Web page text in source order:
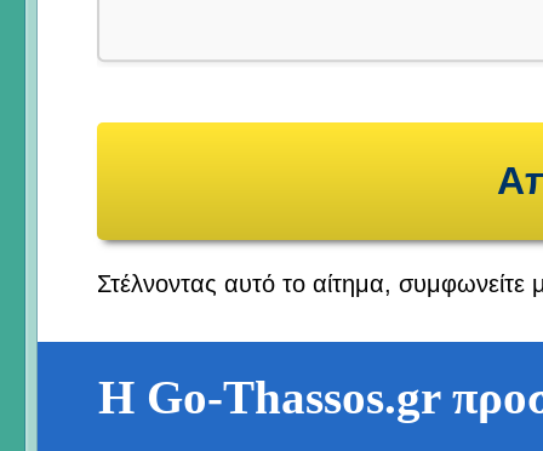
Στέλνοντας αυτό το αίτημα, συμφωνείτε
Η Go-Thassos.gr